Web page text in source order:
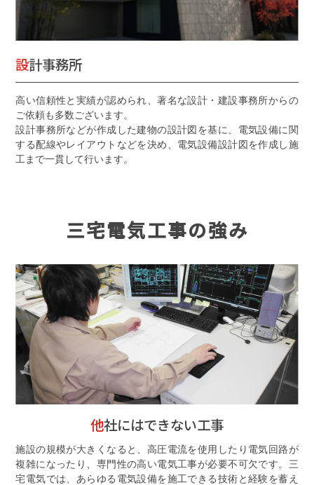
設計事務所
高い信頼性と実績が認められ、著名な設計・建設事務所からの
ご依頼も多数ございます。
設計事務所などが作成した建物の設計図を基に、電気設備に関
する配線やレイアウトなどを決め、電気設備設計図を作成し施
工まで一貫して行います。
三宅電気工事の強み
他社にはできない工事
施設の規模が大きくなると、高圧電流を使用したり電気回路が
複雑になったり、専門性の高い電気工事が必要不可欠です。三
宅電気では、あらゆる電気設備を施工できる技術と経験を蓄え